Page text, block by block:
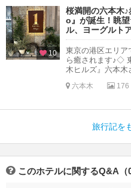
10
桜満開の六本木
o』が誕生！眺
ル、ヨーグルト
東京の港区エリア
ら癒されます♪◇
木ヒルズ』六本
六本木 176
旅行記を
このホテルに関するQ&A（0